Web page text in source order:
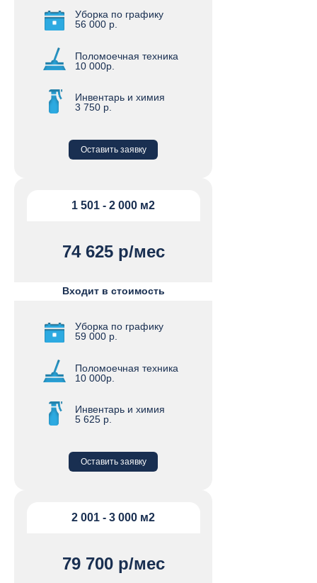
Уборка по графику
56 000 р.
Поломоечная техника
10 000р.
Инвентарь и химия
3 750 р.
Оставить заявку
1 501 - 2 000 м2
74 625 р/мес
Входит в стоимость
Уборка по графику
59 000 р.
Поломоечная техника
10 000р.
Инвентарь и химия
5 625 р.
Оставить заявку
2 001 - 3 000 м2
79 700 р/мес